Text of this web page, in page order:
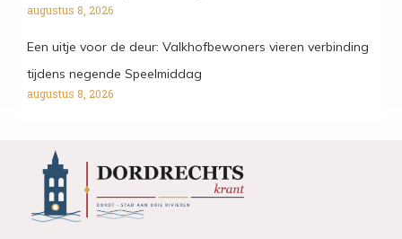
augustus 8, 2026
Een uitje voor de deur: Valkhofbewoners vieren verbinding
tijdens negende Speelmiddag
augustus 8, 2026